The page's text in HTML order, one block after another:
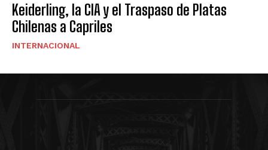
Keiderling, la CIA y el Traspaso de Platas
Chilenas a Capriles
INTERNACIONAL